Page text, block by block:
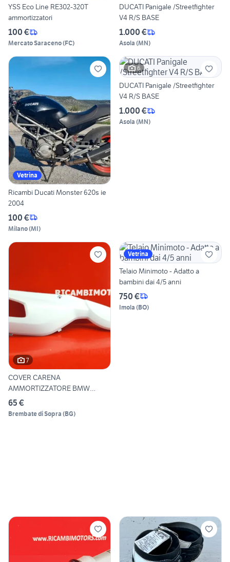
YSS Eco Line RE302-320T
ammortizzatori
100 €
Mercato Saraceno(FC)
DUCATI Panigale /Streetfighter
V4 R/S BASE
1.000 €
Asola (MN)
Vetrina
Ricambi Ducati Monster 620s ie
2004
100 €
Milano(MI)
6
DUCATI Panigale /Streetfighter
V4 R/S BASE
1.000 €
Asola (MN)
7
COVER CARENA
AMMORTIZZATORE BMW
C600SPORT
65 €
Brembate di Sopra (BG)
Vetrina
Telaio Minimoto - Adatto a
bambini dai 4/5 anni
750 €
Imola (BO)